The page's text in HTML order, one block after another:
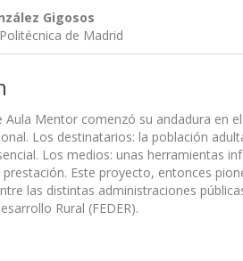
Gigosos
de Madrid
Aula Mentor comenzó su andadura en
Los destinatarios: la población
Los medios: unas herramientas
prestación. Este proyecto, entonces
las distintas administraciones
Rural (FEDER).